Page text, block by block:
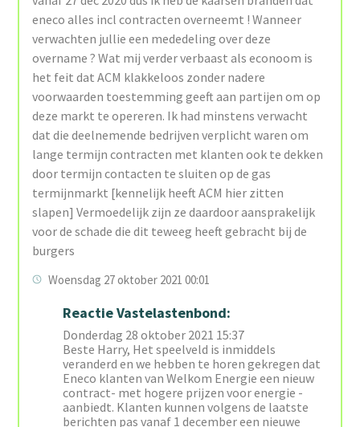
eneco alles incl contracten overneemt ! Wanneer
verwachten jullie een mededeling over deze
overname ? Wat mij verder verbaast als econoom is
het feit dat ACM klakkeloos zonder nadere
voorwaarden toestemming geeft aan partijen om op
deze markt te opereren. Ik had minstens verwacht
dat die deelnemende bedrijven verplicht waren om
lange termijn contracten met klanten ook te dekken
door termijn contacten te sluiten op de gas
termijnmarkt [kennelijk heeft ACM hier zitten
slapen] Vermoedelijk zijn ze daardoor aansprakelijk
voor de schade die dit teweeg heeft gebracht bij de
burgers
Woensdag 27 oktober 2021 00:01
Reactie Vastelastenbond:
Donderdag 28 oktober 2021 15:37
Beste Harry, Het speelveld is inmiddels
veranderd en we hebben te horen gekregen dat
Eneco klanten van Welkom Energie een nieuw
contract- met hogere prijzen voor energie -
aanbiedt. Klanten kunnen volgens de laatste
berichten pas vanaf 1 december een nieuwe